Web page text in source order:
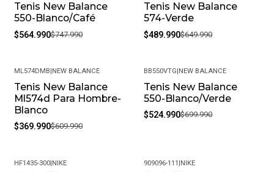
-24%
Tenis New Balance
550-Blanco/Café
$564.990$747.990
-25%
Tenis New Balance
574-Verde
$489.990$649.990
-39%
ML574DMB NEW BALANCE
Tenis New Balance
Ml574d Para Hombre-
Blanco
$369.990$609.990
-25%
BB550VTG NEW BALANCE
Tenis New Balance
550-Blanco/Verde
$524.990$699.990
HF1435-300| NIKE 909096-111 NIKE